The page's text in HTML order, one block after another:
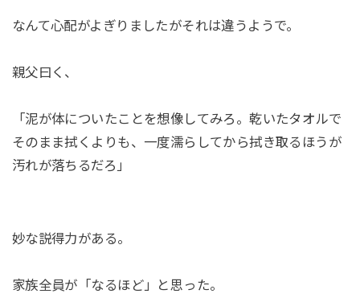
なんて心配がよぎりましたがそれは違うようで。
親父曰く、
「泥が体についたことを想像してみろ。乾いたタオルで
そのまま拭くよりも、一度濡らしてから拭き取るほうが
汚れが落ちるだろ」
妙な説得力がある。
家族全員が「なるほど」と思った。